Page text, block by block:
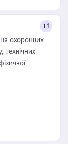
+1
охоронних
технічних